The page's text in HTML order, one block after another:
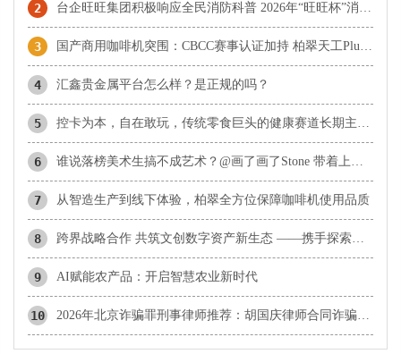
2 台企旺旺集团积极响应全民消防科普 2026年“旺旺杯”消防主题运动会圆满落幕
3 国产商用咖啡机突围：CBCC赛事认证加持 柏翠天工Plus成咖啡机推荐热门
4 汇鑫贵金属平台怎么样？是正规的吗？
5 控卡为本，自在敢玩，传统零食巨头的健康赛道长期主义实践
6 谁说落榜美术生搞不成艺术？@画了画了Stone 带着上百张“神作”，约你北京见！
7 从智造生产到线下体验，柏翠全方位保障咖啡机使用品质
8 ​跨界战略合作 共筑文创数字资产新生态 ——携手探索文化数字化战略落地新范式
9 AI赋能农产品：开启智慧农业新时代
10 2026年北京诈骗罪刑事律师推荐：胡国庆律师合同诈骗与诈骗罪辩护方向分析